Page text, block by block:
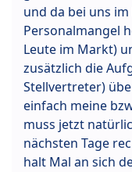
und da bei uns
Personalmangel
Leute im Markt)
zusätzlich die
Stellvertreter)
einfach meine
muss jetzt
nächsten Tage
halt Mal an sich